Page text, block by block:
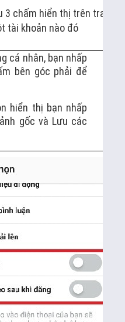
3 chấm hiển thị trên trang
tài khoản nào đó
cá nhân, bạn nhấp
bên góc phải để
hiển thị bạn nhấp
gốc và Lưu các